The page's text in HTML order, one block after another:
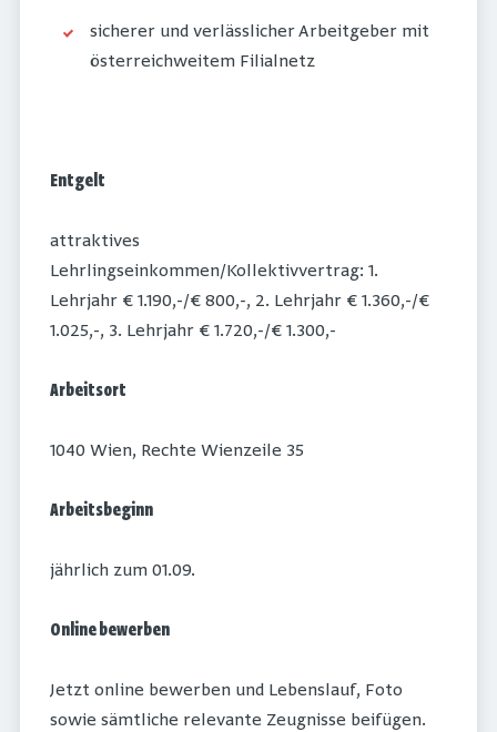
sicherer und verlässlicher Arbeitgeber mit
österreichweitem Filialnetz
Entgelt
attraktives
Lehrlingseinkommen/Kollektivvertrag: 1.
Lehrjahr € 1.190,-/€ 800,-, 2. Lehrjahr € 1.360,-/€
1.025,-, 3. Lehrjahr € 1.720,-/€ 1.300,-
Arbeitsort
1040 Wien, Rechte Wienzeile 35
Arbeitsbeginn
jährlich zum 01.09.
Online bewerben
Jetzt online bewerben und Lebenslauf, Foto
sowie sämtliche relevante Zeugnisse beifügen.